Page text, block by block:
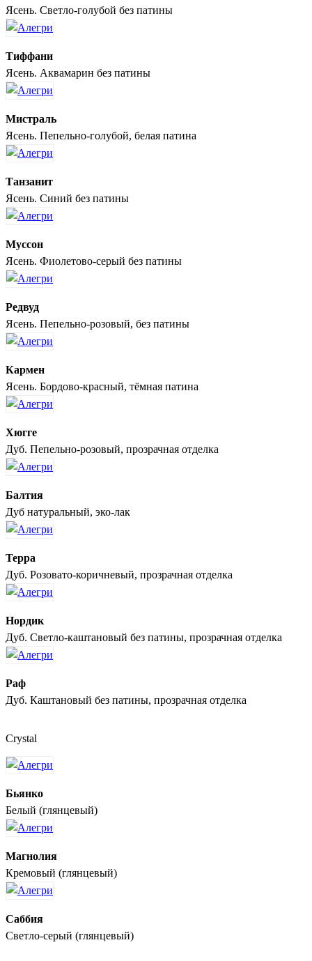
Ясень. Светло-голубой без патины
Тиффани
Ясень. Аквамарин без патины
Мистраль
Ясень. Пепельно-голубой, белая патина
Танзанит
Ясень. Синий без патины
Муссон
Ясень. Фиолетово-серый без патины
Редвуд
Ясень. Пепельно-розовый, без патины
Кармен
Ясень. Бордово-красный, тёмная патина
Хюгге
Дуб. Пепельно-розовый, прозрачная отделка
Балтия
Дуб натуральный, эко-лак
Терра
Дуб. Розовато-коричневый, прозрачная отделка
Нордик
Дуб. Светло-каштановый без патины, прозрачная отделка
Раф
Дуб. Каштановый без патины, прозрачная отделка
Crystal
Бьянко
Белый (глянцевый)
Магнолия
Кремовый (глянцевый)
Саббия
Светло-серый (глянцевый)